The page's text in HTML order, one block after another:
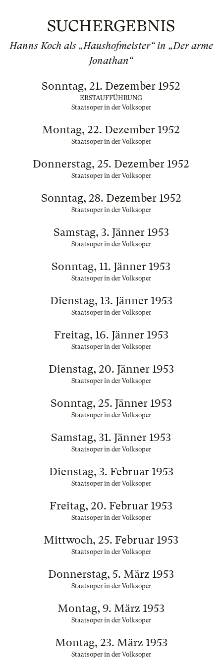
SUCHERGEBNIS
Hanns Koch als „Haushofmeister“ in „Der arme
Jonathan“
Sonntag, 21. Dezember 1952
ERSTAUFFÜHRUNG
Staatsoper in der Volksoper
Montag, 22. Dezember 1952
Staatsoper in der Volksoper
Donnerstag, 25. Dezember 1952
Staatsoper in der Volksoper
Sonntag, 28. Dezember 1952
Staatsoper in der Volksoper
Samstag, 3. Jänner 1953
Staatsoper in der Volksoper
Sonntag, 11. Jänner 1953
Staatsoper in der Volksoper
Dienstag, 13. Jänner 1953
Staatsoper in der Volksoper
Freitag, 16. Jänner 1953
Staatsoper in der Volksoper
Dienstag, 20. Jänner 1953
Staatsoper in der Volksoper
Sonntag, 25. Jänner 1953
Staatsoper in der Volksoper
Samstag, 31. Jänner 1953
Staatsoper in der Volksoper
Dienstag, 3. Februar 1953
Staatsoper in der Volksoper
Freitag, 20. Februar 1953
Staatsoper in der Volksoper
Mittwoch, 25. Februar 1953
Staatsoper in der Volksoper
Donnerstag, 5. März 1953
Staatsoper in der Volksoper
Montag, 9. März 1953
Staatsoper in der Volksoper
Montag, 23. März 1953
Staatsoper in der Volksoper